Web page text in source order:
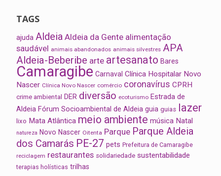
TAGS
ajuda Aldeia Aldeia da Gente alimentação
saudável animais abandonados animais silvestres APA
Aldeia-Beberibe arte artesanato Bares
Camaragibe Carnaval Clínica Hospitalar Novo
Nascer Clínica Novo Nascer comércio coronavírus CPRH
crime ambiental DER diversão ecoturismo Estrada de
Aldeia Fórum Socioambiental de Aldeia guia guias lazer
lixo Mata Atlântica meio ambiente música Natal
natureza Novo Nascer Oitenta Parque Parque Aldeia
dos Camarás PE-27 pets Prefeitura de Camaragibe
reciclagem restaurantes solidariedade sustentabilidade
terapias holísticas trilhas